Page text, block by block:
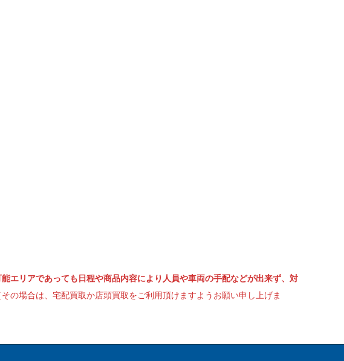
エリアであっても日程や商品内容により人員や車両の手配などが出来ず、対
その場合は、宅配買取か店頭買取をご利用頂けますようお願い申し上げま